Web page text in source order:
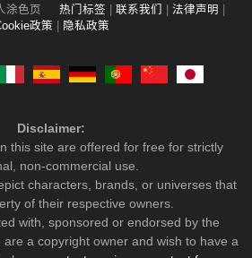
涂色页 热门标签 联系我们 法律声明
政策
隐私政策
Disclaimer:
this site are offered for free for strictly
non-commercial use.
characters, brands, or universes that
of their respective owners.
with, sponsored or endorsed by the
a copyright owner and wish to have a